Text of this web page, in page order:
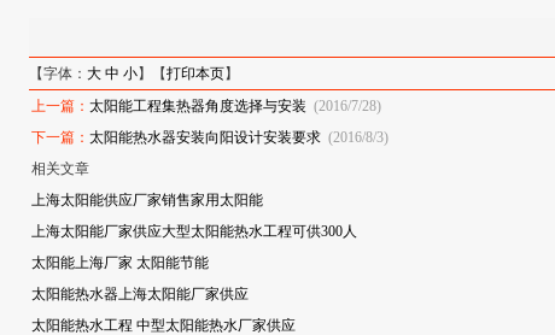
【字体： 大 中 小】【打印本页】
上一篇： 太阳能工程集热器角度选择与安装 (2016/7/28)
下一篇： 太阳能热水器安装向阳设计安装要求 (2016/8/3)
相关文章
上海太阳能供应厂家销售家用太阳能
上海太阳能厂家供应大型太阳能热水工程可供300人
太阳能上海厂家 太阳能节能
太阳能热水器上海太阳能厂家供应
太阳能热水工程 中型太阳能热水厂家供应